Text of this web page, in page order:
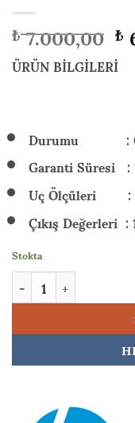
₺7.000,00
₺
₺
ÜRÜN BİLGİLERİ
Durumu :
Garanti Süresi :
Uç Ölçüleri :
Çıkış Değerleri
Stokta
HP Victus Gaming